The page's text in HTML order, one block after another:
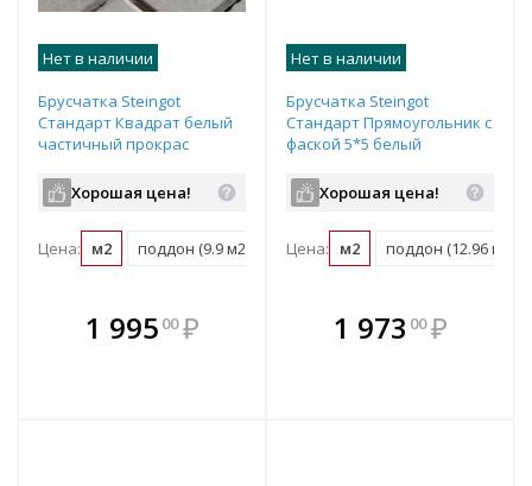
Нет в наличии
Брусчатка Steingot
Стандарт Квадрат белый
частичный прокрас
Хорошая цена!
Цена: м2 поддон (9.9 м2)
1 995 00 ₽
В комплекте
всегда выгоднее!
Нет в наличии
Брусчатка Steingot
Стандарт Прямоугольник с
фаской 5*5 белый
200х100х60 мм
Хорошая цена!
Цена: м2 поддон (12.96 м2)
В комплекте
всегда выгоднее!
1 973 00 ₽